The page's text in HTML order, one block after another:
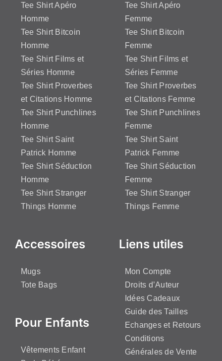
Tee Shirt Apéro
Homme
Tee Shirt Bitcoin
Homme
Tee Shirt Films et
Séries Homme
Tee Shirt Proverbes
et Citations Homme
Tee Shirt Punchlines
Homme
Tee Shirt Saint
Patrick Homme
Tee Shirt Séduction
Homme
Tee Shirt Stranger
Things Homme
Tee Shirt Apéro
Femme
Tee Shirt Bitcoin
Femme
Tee Shirt Films et
Séries Femme
Tee Shirt Proverbes
et Citations Femme
Tee Shirt Punchlines
Femme
Tee Shirt Saint
Patrick Femme
Tee Shirt Séduction
Femme
Tee Shirt Stranger
Things Femme
Accessoires
Mugs
Tote Bags
Pour Enfants
Vêtements Enfant
Liens utiles
Mon Compte
Droits d’Auteur
Idées Cadeaux
Guide des Tailles
Echanges et Retours
Conditions
Générales de Vente